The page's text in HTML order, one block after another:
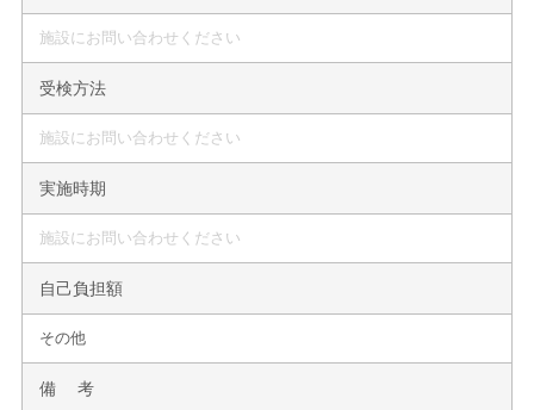
施設にお問い合わせください
受検方法
施設にお問い合わせください
実施時期
施設にお問い合わせください
自己負担額
その他
備 考